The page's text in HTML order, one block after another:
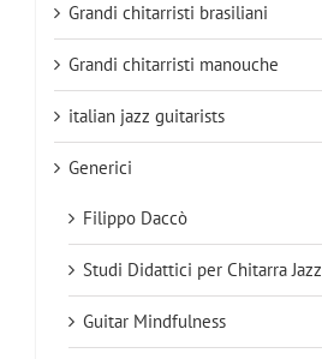
Grandi chitarristi brasiliani
Grandi chitarristi manouche
italian jazz guitarists
Generici
Filippo Daccò
Studi Didattici per Chitarra Jazz
Guitar Mindfulness